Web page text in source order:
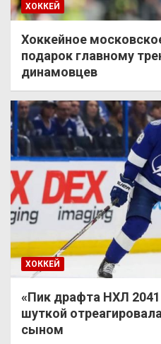
ХОККЕЙ
Хоккейное
подарок главному
динамовцев
ХОККЕЙ
«Пик драфта НХЛ
шуткой
сыном